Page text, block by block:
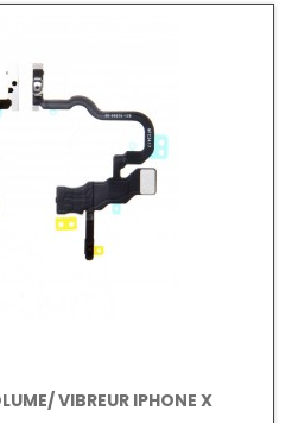
VIBREUR IPHONE X